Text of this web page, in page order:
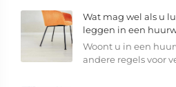
Wat mag wel als u
leggen in een
Woont u in een
andere regels voor